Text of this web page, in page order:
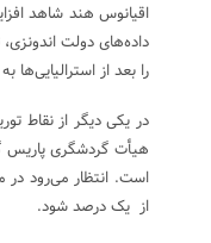
را بعد از استرالیایی‌ها
در یکی دیگر از نقاط
از یک درصد شود.